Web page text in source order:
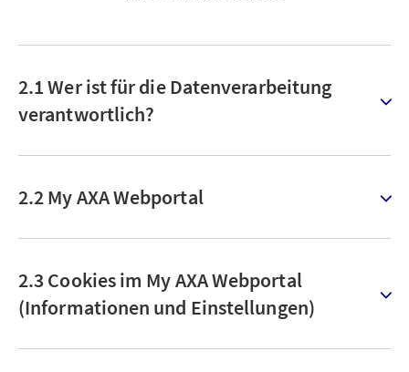
2.1 Wer ist für die Datenverarbeitung
verantwortlich?
2.2 My AXA Webportal
2.3 Cookies im My AXA Webportal
(Informationen und Einstellungen)